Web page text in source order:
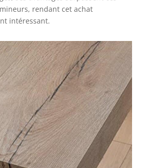
rendant cet achat
intéressant.